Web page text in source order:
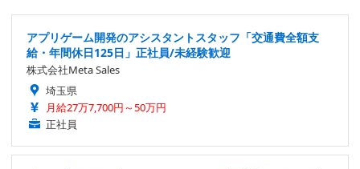
アプリゲーム開発のアシスタントスタッフ「交通費全額支
給・年間休日125日」正社員/未経験歓迎
株式会社Meta Sales
埼玉県
月給27万7,700円～50万円
正社員